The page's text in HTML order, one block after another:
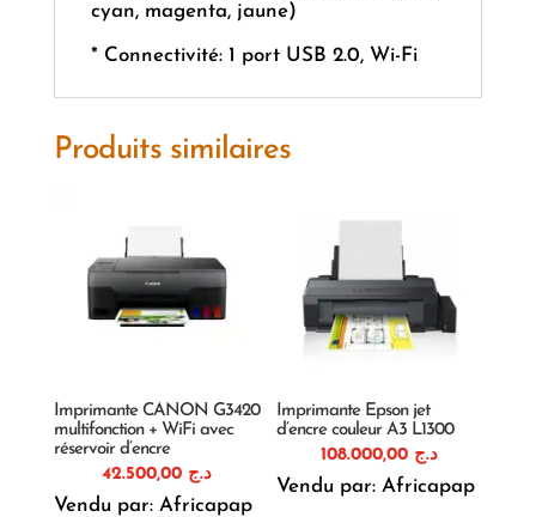
cyan, magenta, jaune)
* Connectivité: 1 port USB 2.0, Wi-Fi
Produits similaires
Imprimante CANON G3420
multifonction + WiFi avec
réservoir d’encre
د.ج 42.500,00
Vendu par: Africapap
Imprimante Epson jet
d’encre couleur A3 L1300
د.ج
Vendu par: Africapap